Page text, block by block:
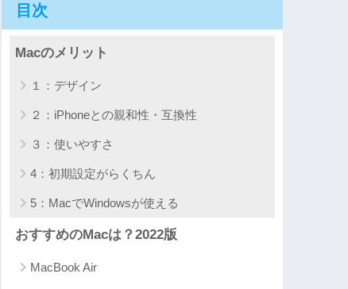
目次
Macのメリット
１：デザイン
２：iPhoneとの親和性・互換性
３：使いやすさ
4：初期設定がらくちん
5：MacでWindowsが使える
おすすめのMacは？2022版
MacBook Air